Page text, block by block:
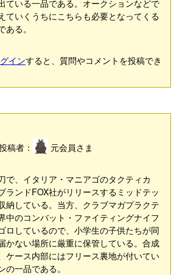
ている一品である。オークションなどで
ていくうちにこちらも必要となってくる
る。
インすると、質問やコメントを投稿でき
稿者：
元会員さま
で、イタリア・マニアゴのタクティカ
ランドFOX社がリリースするミッドテッ
納している。当方、クラブマガプラクテ
中のコンバット・ファイティングナイフ
ロしているので、小学生の子供たちが同
かない場所に厳重に保管している。合成
ケース内部にはフリース裏地が付いてい
一品である。